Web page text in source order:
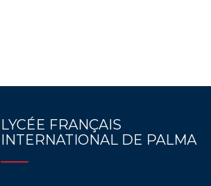
LYCÉE FRANÇAIS
INTERNATIONAL DE PALMA